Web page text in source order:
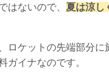
はないので、 夏は涼し
ロケットの先端部分
ガイナなのです。